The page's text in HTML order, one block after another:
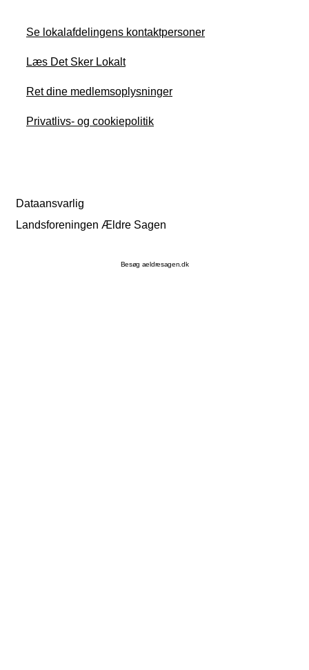
Se lokalafdelingens kontaktpersoner
Læs Det Sker Lokalt
Ret dine medlemsoplysninger
Privatlivs- og cookiepolitik
Dataansvarlig
Landsforeningen Ældre Sagen
Besøg aeldresagen.dk